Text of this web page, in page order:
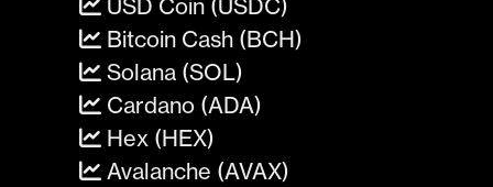
USD Coin (USDC)
Bitcoin Cash (BCH)
Solana (SOL)
Cardano (ADA)
Hex (HEX)
Avalanche (AVAX)